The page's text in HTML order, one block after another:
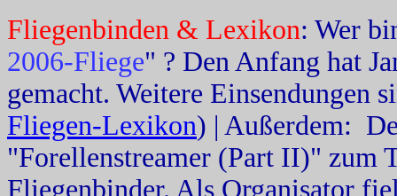
Fliegenbinden & Lexikon: Wer
2006-Fliege" ? Den Anfang hat
gemacht. Weitere Einsendungen
Fliegen-Lexikon) | Außerdem:
"Forellenstreamer (Part II)" zum
Fliegenbinder. Als Organisator